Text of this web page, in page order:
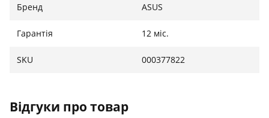
Бренд ASUS
Гарантія 12 міс.
SKU 000377822
Відгуки про товар